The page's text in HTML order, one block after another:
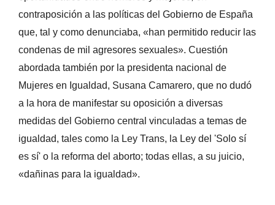
contraposición a las políticas del Gobierno de España
que, tal y como denunciaba, «han permitido reducir las
condenas de mil agresores sexuales». Cuestión
abordada también por la presidenta nacional de
Mujeres en Igualdad, Susana Camarero, que no dudó
a la hora de manifestar su oposición a diversas
medidas del Gobierno central vinculadas a temas de
igualdad, tales como la Ley Trans, la Ley del 'Solo sí
es sí' o la reforma del aborto; todas ellas, a su juicio,
«dañinas para la igualdad».